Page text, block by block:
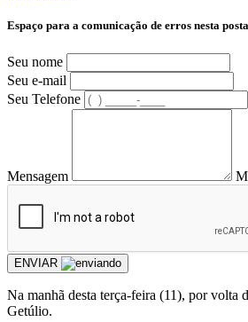
Espaço para a comunicação de erros nesta
Seu nome
Seu e-mail
Seu Telefone
Mensagem
ENVIAR
Na manhã desta terça-feira (11), por volta
Getúlio.